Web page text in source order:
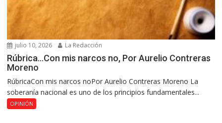
julio 10, 2026 La Redacción
Rúbrica…Con mis narcos no, Por Aurelio Contreras
Moreno
RúbricaCon mis narcos noPor Aurelio Contreras Moreno La
soberanía nacional es uno de los principios fundamentales...
OPINIÓN